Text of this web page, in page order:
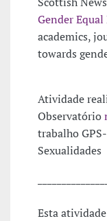
Gender
academics,
towards
Atividade
Observatório
trabalho
Sexualidades
Esta